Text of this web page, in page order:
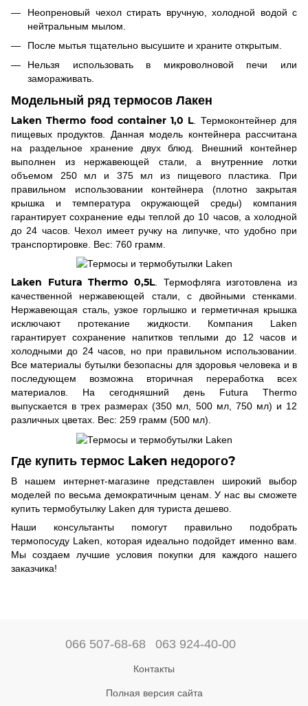
Неопреновый чехол стирать вручную, холодной водой с
нейтральным мылом.
После мытья тщательно высушите и храните открытым.
Нельзя использовать в микроволновой печи или
замораживать.
Модельный ряд термосов Лакен
Laken Thermo food container 1,0 L. Термоконтейнер для
пищевых продуктов. Данная модель контейнера рассчитана
на раздельное хранение двух блюд. Внешний контейнер
выполнен из нержавеющей стали, а внутренние лотки
объемом 250 мл и 375 мл из пищевого пластика. При
правильном использовании контейнера (плотно закрытая
крышка и температура окружающей среды) компания
гарантирует сохранение еды теплой до 10 часов, а холодной
до 24 часов. Чехол имеет ручку на липучке, что удобно при
транспортировке. Вес: 760 грамм.
Laken Futura Thermo 0,5L. Термофляга изготовлена из
качественной нержавеющей стали, с двойными стенками.
Нержавеющая сталь, узкое горлышко и герметичная крышка
исключают протекание жидкости. Компания Laken
гарантирует сохранение напитков теплыми до 12 часов и
холодными до 24 часов, но при правильном использовании.
Все материалы бутылки безопасны для здоровья человека и в
последующем возможна вторичная переработка всех
материалов. На сегодняшний день Futura Thermo
выпускается в трех размерах (350 мл, 500 мл, 750 мл) и 12
различных цветах. Вес: 259 грамм (500 мл).
Где купить термос Laken недорого?
В нашем интернет-магазине представлен широкий выбор
моделей по весьма демократичным ценам. У нас вы сможете
купить термобутылку Laken для туриста дешево.
Наши консультанты помогут правильно подобрать
термопосуду Laken, которая идеально подойдет именно вам.
Мы создаем лучшие условия покупки для каждого нашего
заказчика!
066 507-68-68 063 924-40-00
Контакты
Полная версия сайта